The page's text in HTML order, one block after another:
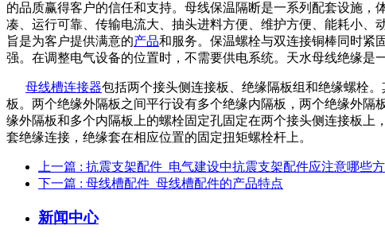
的品质赢得客户的信任和支持。母线保温隔断是一系列配套设施
凑、运行可靠、传输电流大、抽头进料方便、维护方便、能耗小、
旨是为客户提供满意的产品和服务。保温螺栓与双连接铜棒同时紧
强。在调整电气设备的位置时，不需要供电系统。天水母线绝缘是
母线槽连接器包括两个接头侧连接板、绝缘隔板组和绝缘螺栓
板。两个绝缘外隔板之间平行设有多个绝缘内隔板，两个绝缘外
缘外隔板和多个内隔板上的螺栓固定孔固定在两个接头侧连接板
套绝缘连接，绝缘套在相应位置的固定扭矩螺栓杆上。
上一篇 : 抗震支架配件_电气建设中抗震支架配件应注意哪些方
下一篇 : 母线槽配件_母线槽配件的产品特点
新闻中心